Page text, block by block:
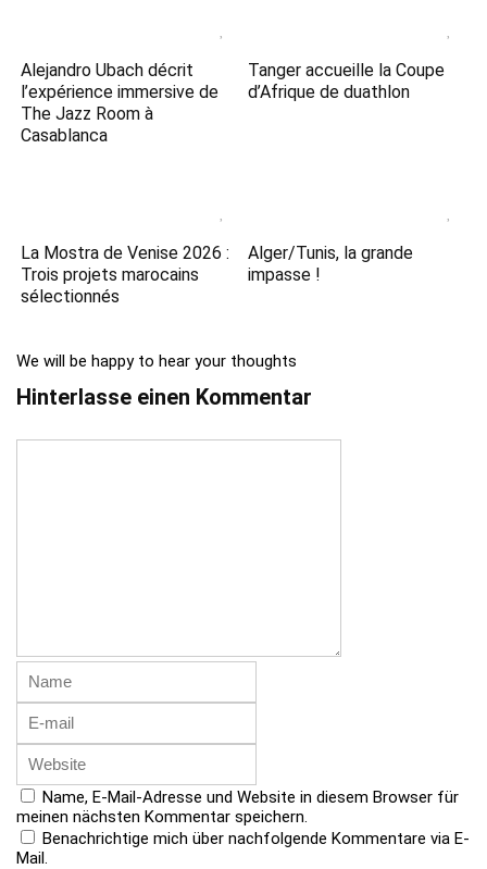
Alejandro Ubach décrit
l’expérience immersive de
The Jazz Room à
Casablanca
Tanger accueille la Coupe
d’Afrique de duathlon
La Mostra de Venise 2026 :
Trois projets marocains
sélectionnés
Alger/Tunis, la grande
impasse !
We will be happy to hear your thoughts
Hinterlasse einen Kommentar
Name, E-Mail-Adresse und Website in diesem Browser für
meinen nächsten Kommentar speichern.
Benachrichtige mich über nachfolgende Kommentare via E-
Mail.